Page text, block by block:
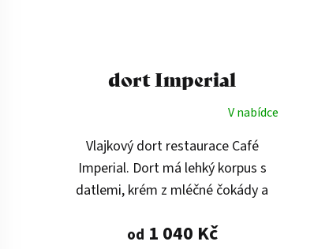
dort Imperial
V nabídce
od 1 040 Kč
Vlajkový dort restaurace Café
Imperial. Dort má lehký korpus s
datlemi, krém z mléčné čokády a
čokolády a karamelu.